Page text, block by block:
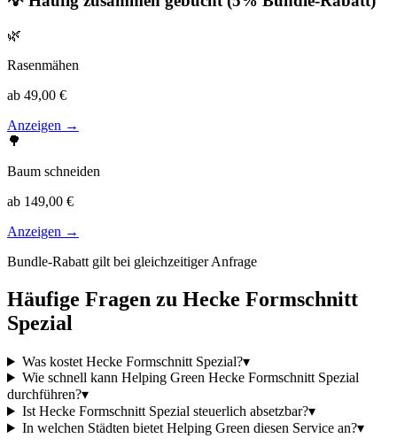
🌿
Rasenmähen
ab 49,00 €
Anzeigen →
🌳
Baum schneiden
ab 149,00 €
Anzeigen →
Bundle-Rabatt gilt bei gleichzeitiger Anfrage
Häufige Fragen zu Hecke Formschnitt
Spezial
Was kostet Hecke Formschnitt Spezial?▾
Wie schnell kann Helping Green Hecke Formschnitt Spezial
durchführen?▾
Ist Hecke Formschnitt Spezial steuerlich absetzbar?▾
In welchen Städten bietet Helping Green diesen Service an?▾